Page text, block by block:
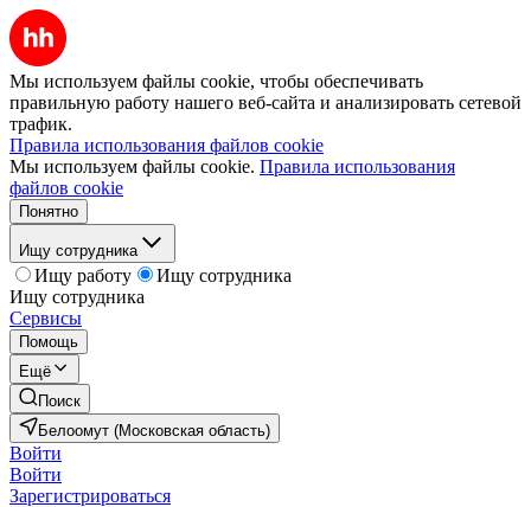
Мы используем файлы cookie, чтобы обеспечивать
правильную работу нашего веб-сайта и анализировать сетевой
трафик.
Правила использования файлов cookie
Мы используем файлы cookie. Правила использования
файлов cookie
Понятно
Ищу сотрудника
Ищу работу
Ищу сотрудника
Ищу сотрудника
Сервисы
Помощь
Ещё
Поиск
Белоомут (Московская область)
Войти
Войти
Зарегистрироваться